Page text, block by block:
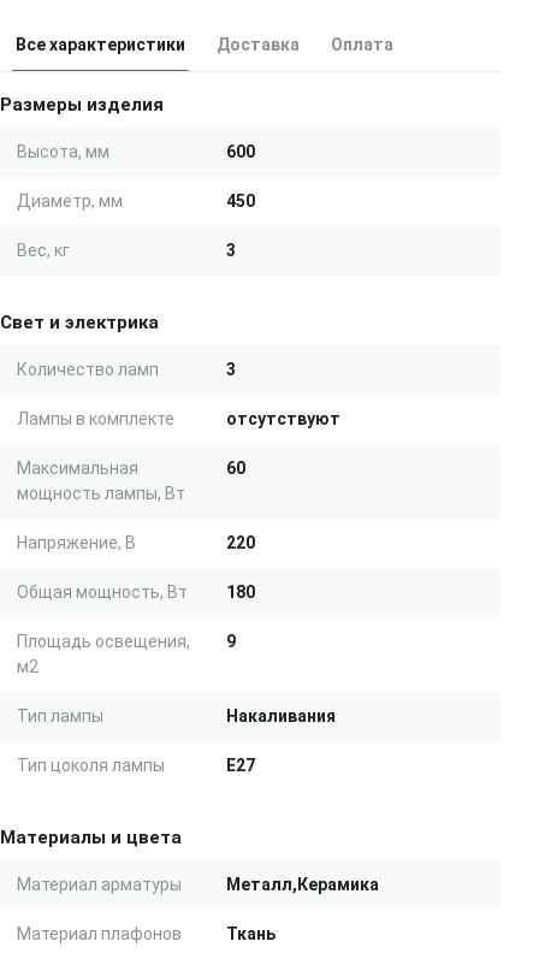
Все характеристики Доставка Оплата
Размеры изделия
Высота, мм 600
Диаметр, мм 450
Вес, кг 3
Свет и электрика
Количество ламп 3
Лампы в комплекте отсутствуют
Максимальная
мощность лампы, Вт
60
Напряжение, В 220
Общая мощность, Вт 180
Площадь освещения,
м2
9
Тип лампы Накаливания
Тип цоколя лампы E27
Материалы и цвета
Материал арматуры Металл,Керамика
Материал плафонов Ткань